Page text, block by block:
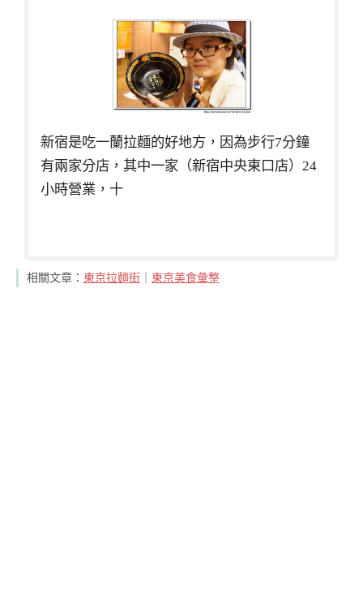
新宿是吃一蘭拉麵的好地方，因為步行7分鐘
有兩家分店，其中一家（新宿中央東口店）24
小時營業，十
相關文章： 東京拉麵街 東京美食彙整